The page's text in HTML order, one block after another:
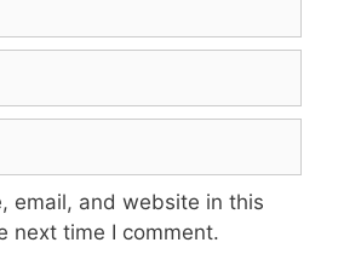
email, and website in this
next time I comment.